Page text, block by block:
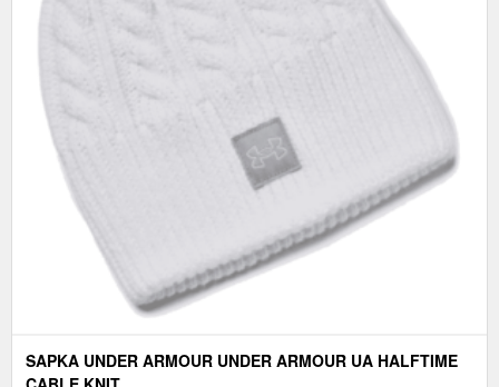
SAPKA UNDER ARMOUR UNDER ARMOUR UA HALFTIME